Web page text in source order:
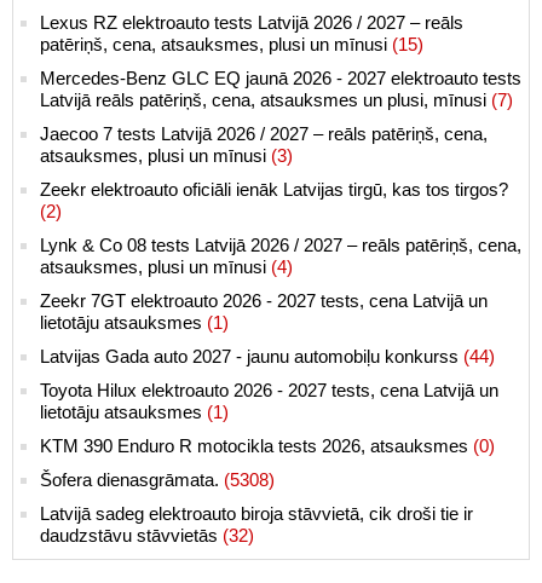
Lexus RZ elektroauto tests Latvijā 2026 / 2027 – reāls
patēriņš, cena, atsauksmes, plusi un mīnusi (15)
Mercedes-Benz GLC EQ jaunā 2026 - 2027 elektroauto tests
Latvijā reāls patēriņš, cena, atsauksmes un plusi, mīnusi (7)
Jaecoo 7 tests Latvijā 2026 / 2027 – reāls patēriņš, cena,
atsauksmes, plusi un mīnusi (3)
Zeekr elektroauto oficiāli ienāk Latvijas tirgū, kas tos tirgos?
(2)
Lynk & Co 08 tests Latvijā 2026 / 2027 – reāls patēriņš, cena,
atsauksmes, plusi un mīnusi (4)
Zeekr 7GT elektroauto 2026 - 2027 tests, cena Latvijā un
lietotāju atsauksmes (1)
Latvijas Gada auto 2027 - jaunu automobiļu konkurss (44)
Toyota Hilux elektroauto 2026 - 2027 tests, cena Latvijā un
lietotāju atsauksmes (1)
KTM 390 Enduro R motocikla tests 2026, atsauksmes (0)
Šofera dienasgrāmata. (5308)
Latvijā sadeg elektroauto biroja stāvvietā, cik droši tie ir
daudzstāvu stāvvietās (32)